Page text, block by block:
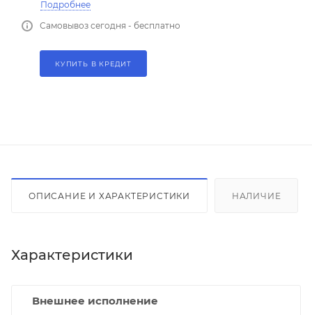
Подробнее
Самовывоз сегодня - бесплатно
КУПИТЬ В КРЕДИТ
ОПИСАНИЕ И ХАРАКТЕРИСТИКИ НАЛИЧИЕ
Характеристики
Внешнее исполнение